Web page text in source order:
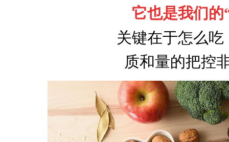
它也是我们的
关键在于怎么吃
质和量的把控